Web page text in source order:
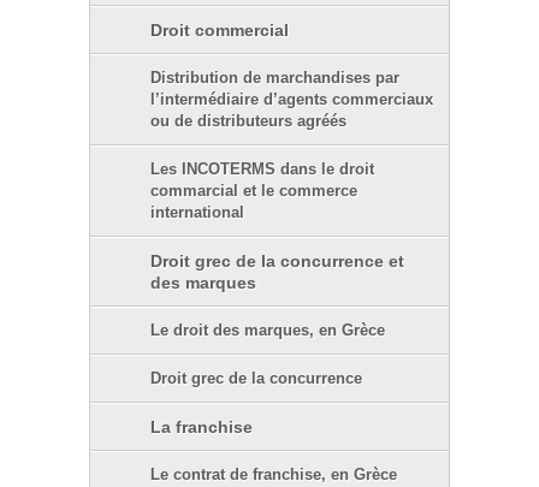
Droit commercial
Distribution de marchandises par
l’intermédiaire d’agents commerciaux
ou de distributeurs agréés
Les INCOTERMS dans le droit
commarcial et le commerce
international
Droit grec de la concurrence et
des marques
Le droit des marques, en Grèce
Droit grec de la concurrence
La franchise
Le contrat de franchise, en Grèce